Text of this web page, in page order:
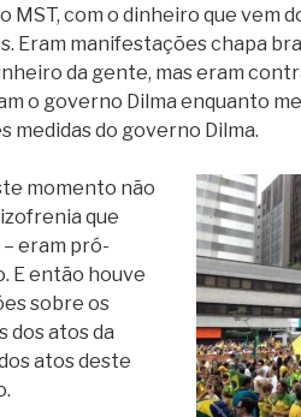
MST, com o dinheiro que vem
Eram manifestações chapa
da gente, mas eram
o governo Dilma enquanto
medidas do governo Dilma.
momento não
que
eram pró-
E então houve
sobre os
dos atos da
atos deste